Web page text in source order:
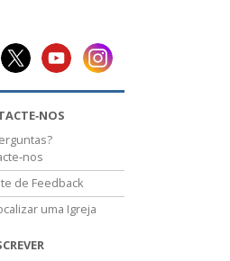
de Feedback
uma Igreja